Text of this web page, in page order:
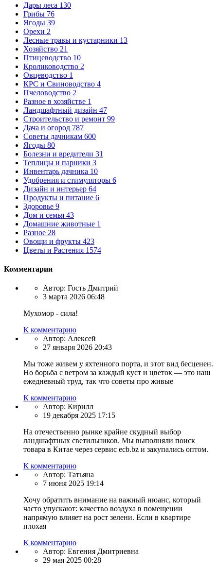
Дары леса 130
Грибы 76
Ягоды 39
Орехи 2
Лесные травы и кустарники 13
Хозяйство 21
Птицеводство 10
Кролиководство 2
Овцеводство 1
КРС и Свиноводство 4
Пчеловодство 2
Разное в хозяйстве 1
Ландшафтный дизайн 47
Строительство и ремонт 99
Дача и огород 787
Советы дачникам 600
Ягоды 80
Болезни и вредители 31
Теплицы и парники 3
Инвентарь дачника 10
Удобрения и стимуляторы 6
Дизайн и интерьер 64
Продукты и питание 6
Здоровье 9
Дом и семья 43
Домашние животные 1
Разное 28
Овощи и фрукты 423
Цветы и Растения 1574
Комментарии
Автор: Гость Дмитрий
3 марта 2026 06:48
Мухомор - сила!
К комментарию
Автор: Алексей
27 января 2026 20:43
Мы тоже живем у яхтенного порта, и этот вид бесценен.
Но борьба с ветром за каждый куст и цветок — это наш
ежедневный труд, так что советы про живые
К комментарию
Автор: Кирилл
19 декабря 2025 17:15
На отечественно рынке крайне скудный выбор
ландшафтных светильников. Мы выполняли поиск
товара в Китае через сервис ecb.bz и закупались оптом.
К комментарию
Автор: Татьяна
7 июня 2025 19:14
Хочу обратить внимание на важный нюанс, который
часто упускают: качество воздуха в помещении
напрямую влияет на рост зелени. Если в квартире
плохая
К комментарию
Автор: Евгения Дмитриевна
29 мая 2025 00:28